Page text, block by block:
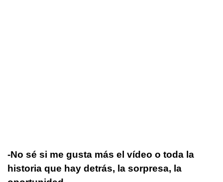
-No sé si me gusta más el vídeo o toda la
historia que hay detrás, la sorpresa, la